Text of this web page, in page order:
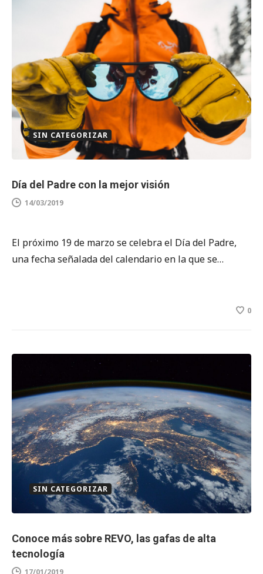
SIN CATEGORIZAR
Día del Padre con la mejor visión
14/03/2019
El próximo 19 de marzo se celebra el Día del Padre,
una fecha señalada del calendario en la que se…
0
SIN CATEGORIZAR
Conoce más sobre REVO, las gafas de alta
tecnología